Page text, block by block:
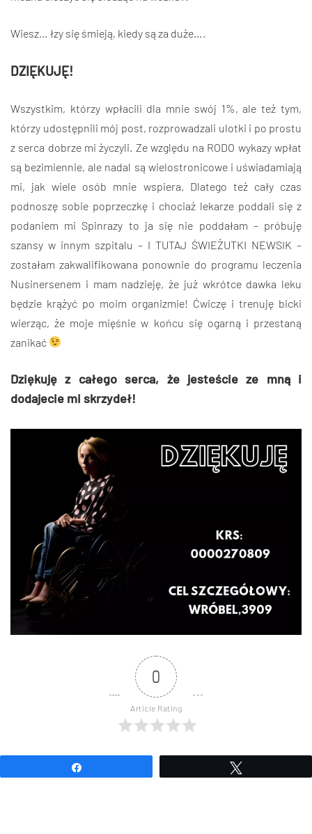
Wiesz… łzy się śmieją, kiedy są za duże….
DZIĘKUJĘ!
Wszystkim, którzy wpłacili dla mnie swój 1%, ale też tym,
którzy udostępnili mój post, rozprowadzali ulotki i po prostu
z serca dobrze mi życzyli. Ze względu na RODO wykazy wpłat
są bezimiennie, ale nadal są wielostronicowe i uświadamiają
mi, jak wiele osób mnie wspiera. Dlatego też cały czas
podnoszę sobie poprzeczkę i chociaż lekarze poddali się z
podaniem mi Spinrazy to ja się nie poddałam – próbuję
szansy w innym szpitalu – I TUTAJ ŚWIEŻUTKI NEWSIK –
zostałam zakwalifikowana ponownie do programu leczenia
Nusinersenem i mam nadzieję, że już wkrótce dawka leku
będzie krążyć po moim organizmie! Ćwiczę i trenuję bicki
wierząc, że moje mięśnie w końcu się ogarną i przestaną
zanikać
Dziękuję z całego serca, że jesteście ze mną i
dodajecie mi skrzydeł!
0
Article Rating